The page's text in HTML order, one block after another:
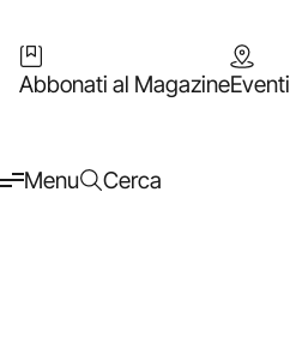
Abbonati al MagazineEventi
Menu Cerca